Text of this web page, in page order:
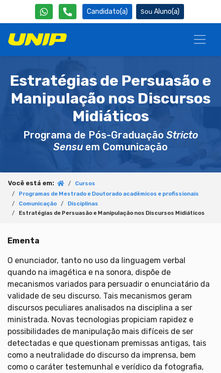
Candidato(a) Aluno(a)
Estratégias de Persuasão e
Manipulação nos Discursos
Midiáticos
Programa de Pós-Graduação Stricto
Sensu em Comunicação
Você está em:
Cursos
Programas de Mestrado e Doutorado acadêmicos e profissionais
Comunicação
Disciplinas
Estratégias de Persuasão e Manipulação nos Discursos Midiáticos
Ementa
O enunciador, tanto no uso da linguagem verbal
quando na imagética e na sonora, dispõe de
mecanismos variados para persuadir o enunciatário da
validade de seu discurso. Tais mecanismos geram
discursos peculiares analisados na disciplina a ser
ministrada. Novas tecnologias propiciam rapidez e
possibilidades de manipulação mais difíceis de ser
detectadas e que questionam premissas antigas, tais
como a neutralidade do discurso da imprensa, bem
como o caráter testemunhal e verídico da fotografia,